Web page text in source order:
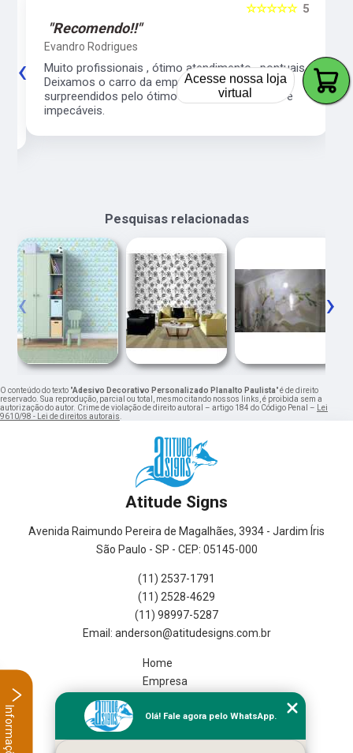
5
☆☆☆☆☆
"Recomendo!!"
Evandro Rodrigues
Muito profissionais , ótimo atendimento , pontuais.
Deixamos o carro da empresa e fomos
surpreendidos pelo ótimo serviço. Preço justo e
impecáveis.
‹ ›
Pesquisas relacionadas
‹ ›
O conteúdo do texto "Adesivo Decorativo Personalizado Planalto Paulista" é de direito
reservado. Sua reprodução, parcial ou total, mesmo citando nossos links, é proibida sem a
autorização do autor. Crime de violação de direito autoral – artigo 184 do Código Penal –
Lei
9610/98 - Lei de direitos autorais
Atitude Signs
Avenida Raimundo Pereira de Magalhães, 3934 - Jardim Íris
São Paulo - SP - CEP: 05145-000
(11) 2537-1791
(11) 2528-4629
(11) 98997-5287
Home
Empresa
Serviços
Olá! Fale agora pelo WhatsApp.
Informações
Acesse nossa loja
virtual